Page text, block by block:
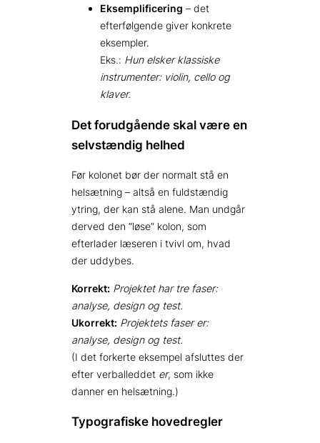
Eksemplificering – det
efterfølgende giver konkrete
eksempler.
Eks.: Hun elsker klassiske
instrumenter: violin, cello og
klaver.
Det forudgående skal være en
selvstændig helhed
Før kolonet bør der normalt stå en
helsætning – altså en fuldstændig
ytring, der kan stå alene. Man undgår
derved den “løse” kolon, som
efterlader læseren i tvivl om, hvad
der uddybes.
Korrekt: Projektet har tre faser:
analyse, design og test.
Ukorrekt: Projektets faser er:
analyse, design og test.
(I det forkerte eksempel afsluttes der
efter verballeddet er, som ikke
danner en helsætning.)
Typografiske hovedregler